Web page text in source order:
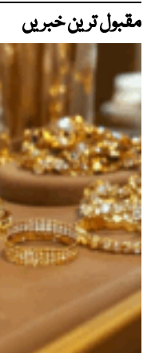
مقبول ترین خبریں